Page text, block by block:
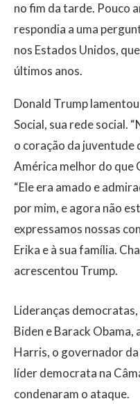
no fim da tarde. Pouco
respondia a uma
nos Estados Unidos,
últimos anos.
Donald Trump
Social, sua rede social.
o coração da juventude
América melhor do que
“Ele era amado e
por mim, e agora não
expressamos nossas
Erika e à sua família.
acrescentou Trump.
Lideranças
Biden e Barack
Harris, o governador
líder democrata na
condenaram o ataque.